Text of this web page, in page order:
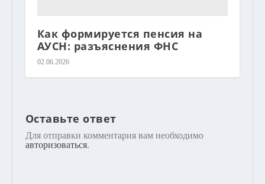
Как формируется пенсия на
АУСН: разъяснения ФНС
02.06.2026
Оставьте ответ
Для отправки комментария вам необходимо
авторизоваться.